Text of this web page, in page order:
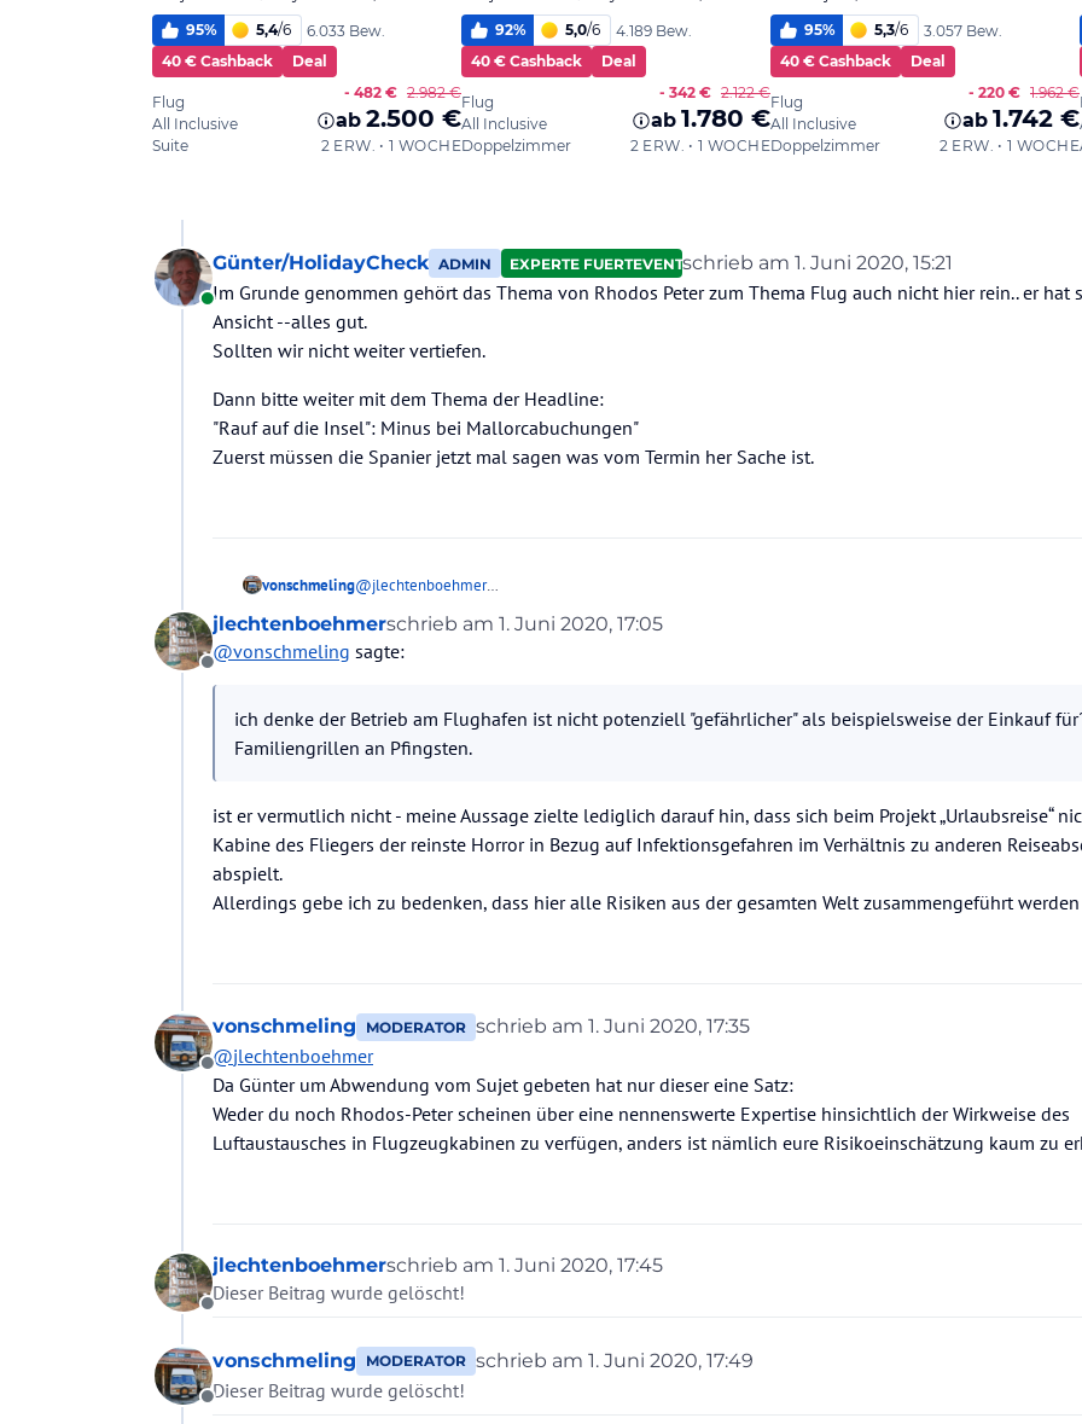
Online
Günter/HolidayCheck ADMIN EXPERTE FUERTEVENTURAschrieb am 1. Juni 2020, 15:21
zuletzt editiert von Günter/HolidayCheck
Im Grunde genommen gehört das Thema von Rhodos Peter zum Thema Flug auch nicht hier rein.. er hat
Ansicht --alles gut.
Sollten wir nicht weiter vertiefen.
Dann bitte weiter mit dem Thema der Headline:
"Rauf auf die Insel": Minus bei Mallorcabuchungen"
Zuerst müssen die Spanier jetzt mal sagen was vom Termin her Sache ist.
vonschmeling@jlechtenboehmer
Wie gesagt - ich denke der Betrieb am Flughafen ist nicht potenziell "gefährlicher" als beispielsweise der Einkauf
Familiengrillen an Pfingsten.
Offline
jlechtenboehmerschrieb am 1. Juni 2020, 17:05
zuletzt editiert von
@vonschmeling sagte:
ich denke der Betrieb am Flughafen ist nicht potenziell "gefährlicher" als beispielsweise der Einkauf
Familiengrillen an Pfingsten.
ist er vermutlich nicht - meine Aussage zielte lediglich darauf hin, dass sich beim Projekt „Urlaubsreise“
Kabine des Fliegers der reinste Horror in Bezug auf Infektionsgefahren im Verhältnis zu anderen
abspielt.
Allerdings gebe ich zu bedenken, dass hier alle Risiken aus der gesamten Welt zusammengeführt werden
Offline
vonschmeling MODERATOR schrieb am 1. Juni 2020, 17:35
zuletzt editiert von
@jlechtenboehmer
Da Günter um Abwendung vom Sujet gebeten hat nur dieser eine Satz:
Weder du noch Rhodos-Peter scheinen über eine nennenswerte Expertise hinsichtlich der Wirkweise des
Luftaustausches in Flugzeugkabinen zu verfügen, anders ist nämlich eure Risikoeinschätzung kaum zu
Offline
jlechtenboehmerschrieb am 1. Juni 2020, 17:45
zuletzt editiert von jlechtenboehmer
Dieser Beitrag wurde gelöscht!
Offline
vonschmeling MODERATOR schrieb am 1. Juni 2020, 17:49
zuletzt editiert von
Dieser Beitrag wurde gelöscht!